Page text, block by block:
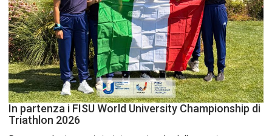
In partenza i FISU World University Championship di
Triathlon 2026